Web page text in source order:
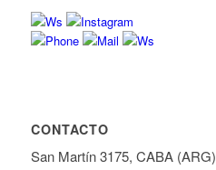
CONTACTO
San Martín 3175, CABA (ARG)